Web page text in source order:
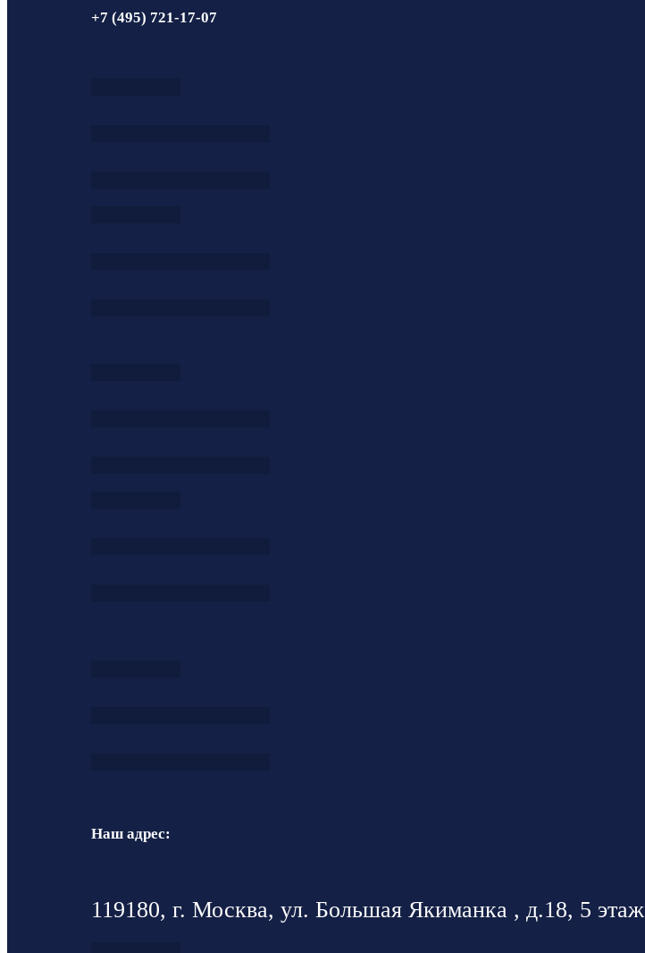
+7 (495) 721-17-07
Наш адрес:
119180, г. Москва, ул. Большая Якиманка , д.18, 5 этаж